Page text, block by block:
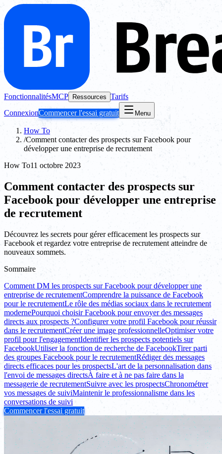
FonctionnalitésMCP Ressources Tarifs
ConnexionCommencer l'essai gratuit Menu
How To
/Comment contacter des prospects sur Facebook pour
développer une entreprise de recrutement
How To11 octobre 2023
Comment contacter des prospects sur
Facebook pour développer une entreprise
de recrutement
Découvrez les secrets pour gérer efficacement les prospects sur
Facebook et regardez votre entreprise de recrutement atteindre de
nouveaux sommets.
Sommaire
Comment DM les prospects sur Facebook pour développer une
entreprise de recrutementComprendre la puissance de Facebook
pour le recrutementLe rôle des médias sociaux dans le recrutement
modernePourquoi choisir Facebook pour envoyer des messages
directs aux prospects ?Configurer votre profil Facebook pour réussir
dans le recrutementCréer une image professionnelleOptimiser votre
profil pour l'engagementIdentifier les prospects potentiels sur
FacebookUtiliser la fonction de recherche de FacebookTirer parti
des groupes Facebook pour le recrutementRédiger des messages
directs efficaces pour les prospectsL'art de la personnalisation dans
l'envoi de messages directsÀ faire et à ne pas faire dans la
messagerie de recrutementSuivre avec les prospectsChronométrer
vos messages de suiviMaintenir le professionnalisme dans les
conversations de suivi
Commencer l'essai gratuit